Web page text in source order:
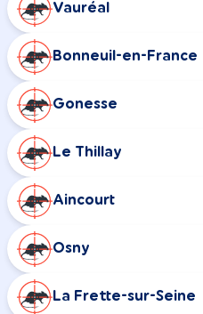
Vauréal
Bonneuil-en-France
Gonesse
Le Thillay
Aincourt
Osny
La Frette-sur-Seine